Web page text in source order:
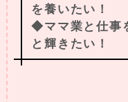
を養いたい！
◆ママ業と仕事
と輝きたい！